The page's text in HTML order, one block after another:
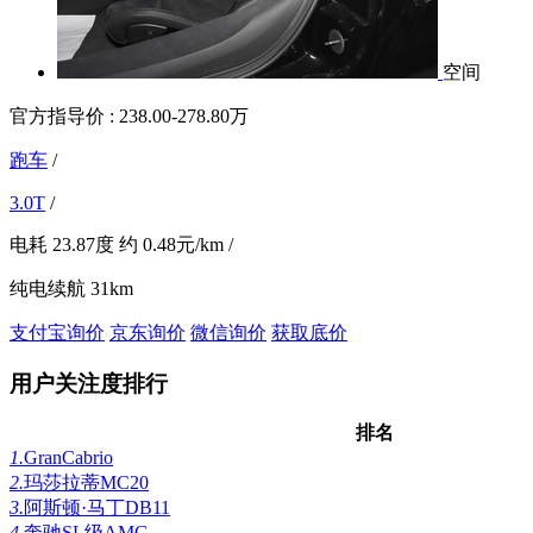
空间
官方指导价 : 238.00-278.80万
跑车 /
3.0T /
电耗 23.87度 约 0.48元/km /
纯电续航 31km
支付宝询价 京东询价 微信询价 获取底价
用户关注度排行
排名
1.GranCabrio
2.玛莎拉蒂MC20
3.阿斯顿·马丁DB11